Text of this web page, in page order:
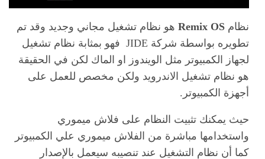
نظام Remix OS هو نظام تشغيل مجاني وجديد وقد تم
تطويره بواسطة شركة JIDE فهو بمثابة نظام تشغيل
لجهاز الكمبيوتر مثل الويندوز او الماك لكن في الحقيقة
هو نظام تشغيل الاندرويد ولكن مخصص للعمل على
أجهزة الكمبيوتر.
حيث يمكنك تثبيت النظام على فلاش ميموري
واستخدامها مباشرة من الفلاش ميموري علي الكمبيوتر
كما أن نظام التشغيل عند تنصيبه سيعمل بالإصدار